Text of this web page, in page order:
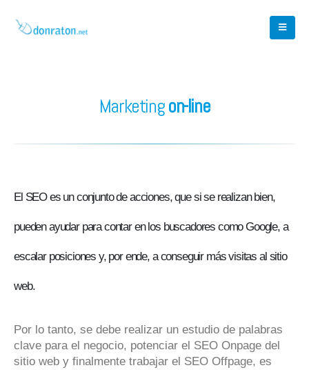
Marketingon-line
El SEO es un conjunto de acciones, que si se realizan bien,
pueden ayudar para contar en los buscadores como Google, a
escalar posiciones y, por ende, a conseguir más visitas al sitio
web.
Por lo tanto, se debe realizar un estudio de palabras
clave para el negocio, potenciar el SEO Onpage del
sitio web y finalmente trabajar el SEO Offpage, es